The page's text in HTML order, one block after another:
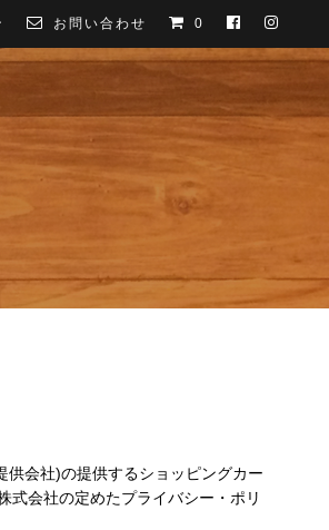
お問い合わせ 0
供会社)の提供するショッピングカー
式会社の定めたプライバシー・ポリ